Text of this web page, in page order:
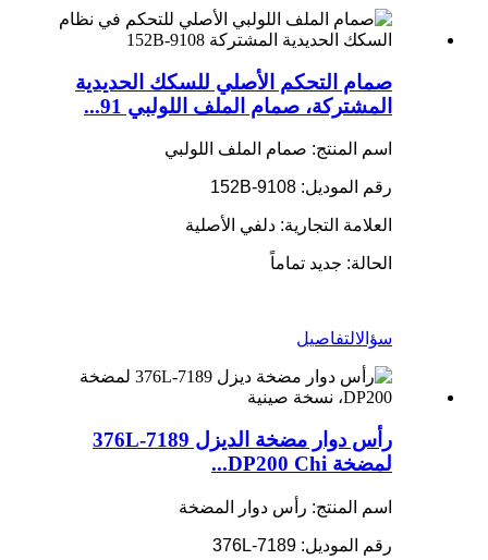
صمام التحكم الأصلي للسكك الحديدية
المشتركة، صمام الملف اللولبي 91...
اسم المنتج: صمام الملف اللولبي
رقم الموديل: 9108-152B
العلامة التجارية: دلفي الأصلية
الحالة: جديد تماماً
سؤالالتفاصيل
رأس دوار مضخة الديزل 7189-376L
لمضخة DP200 Chi...
اسم المنتج: رأس دوار المضخة
رقم الموديل: 7189-376L